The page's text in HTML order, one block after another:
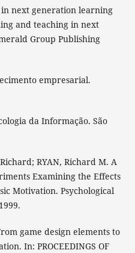
in next generation learning
and teaching in next
Group Publishing
empresarial.
da Informação. São
RYAN, Richard M. A
Examining the Effects
Motivation. Psychological
game design elements to
In: PROCEEDINGS OF